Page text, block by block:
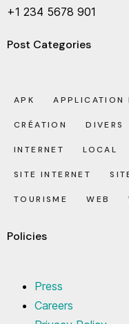
+1 234 5678 901
Post Categories
APK APPLICATION
CRÉATION DIVERS
INTERNET LOCAL
SITE INTERNET
TOURISME WEB
Policies
Press
Careers